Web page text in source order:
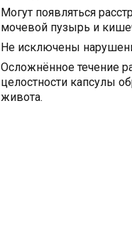
Могут появляться
мочевой пузырь и
Не исключены
Осложнённое течение
целостности капсулы
живота.